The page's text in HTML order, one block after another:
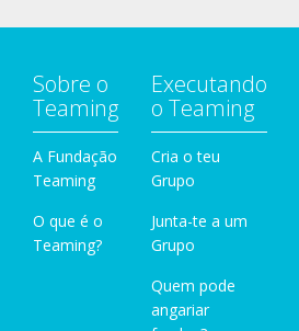
Sobre o
Teaming
A Fundação
Teaming
O que é o
Teaming?
Executando
o Teaming
Cria o teu
Grupo
Junta-te a um
Grupo
Quem pode
angariar